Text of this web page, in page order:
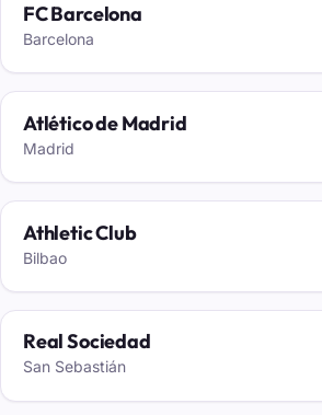
FC Barcelona
Barcelona
Atlético de Madrid
Madrid
Athletic Club
Bilbao
Real Sociedad
San Sebastián